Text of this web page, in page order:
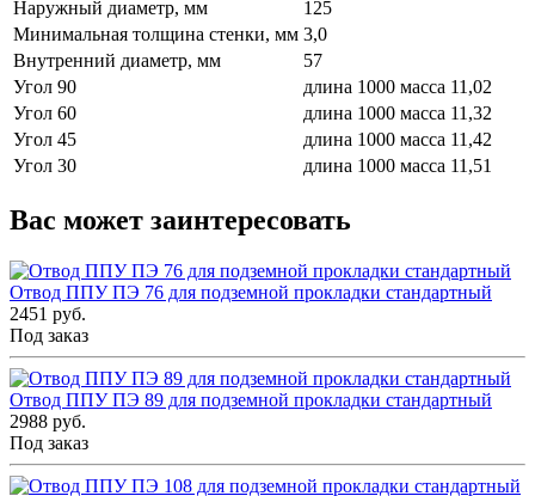
Наружный диаметр, мм
125
Минимальная толщина стенки, мм 3,0
Внутренний диаметр, мм
57
Угол 90
длина 1000 масса 11,02
Угол 60
длина 1000 масса 11,32
Угол 45
длина 1000 масса 11,42
Угол 30
длина 1000 масса 11,51
Вас может заинтересовать
Отвод ППУ ПЭ 76 для подземной прокладки стандартный
2451 руб.
Под заказ
Отвод ППУ ПЭ 89 для подземной прокладки стандартный
2988 руб.
Под заказ